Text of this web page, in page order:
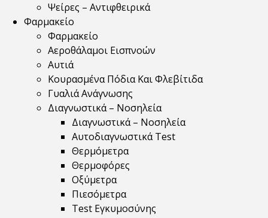
Ψείρες – Αντιφθειρικά
Φαρμακείο
Φαρμακείο
Αεροθάλαμοι Εισπνοών
Αυτιά
Κουρασμένα Πόδια Και Φλεβίτιδα
Γυαλιά Ανάγνωσης
Διαγνωστικά – Νοσηλεία
Διαγνωστικά – Νοσηλεία
Αυτοδιαγνωστικά Test
Θερμόμετρα
Θερμοφόρες
Οξύμετρα
Πιεσόμετρα
Test Εγκυμοσύνης